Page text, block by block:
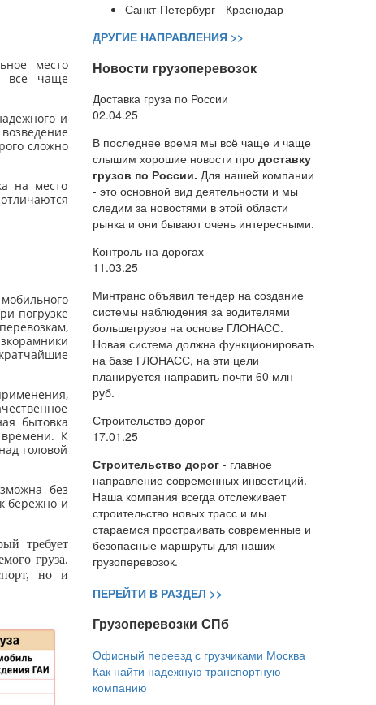
место
все чаще
и
сложно
на место
погрузке
бытовка
времени. К
головой
без
бережно и
требует
груза.
но и
Санкт-Петербург - Краснодар
ДРУГИЕ НАПРАВЛЕНИЯ >>
Новости грузоперевозок
Доставка груза по России
02.04.25
В последнее время мы всё чаще и чаще
слышим хорошие новости про доставку
грузов по России. Для нашей компании
- это основной вид деятельности и мы
следим за новостями в этой области
рынка и они бывают очень интересными.
Контроль на дорогах
11.03.25
Минтранс объявил тендер на создание
системы наблюдения за водителями
большегрузов на основе ГЛОНАСС.
Новая система должна функционировать
на базе ГЛОНАСС, на эти цели
планируется направить почти 60 млн
руб.
Строительство дорог
17.01.25
Строительство дорог- главное
направление современных инвестиций.
Наша компания всегда отслеживает
строительство новых трасс и мы
стараемся простраивать современные и
безопасные маршруты для наших
грузоперевозок.
ПЕРЕЙТИ В РАЗДЕЛ >>
Грузоперевозки СПб
Офисный переезд с грузчиками Москва
Как найти надежную транспортную
компанию